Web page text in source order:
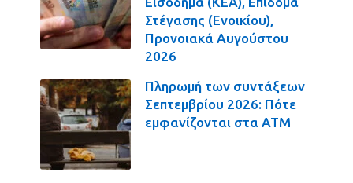
Στέγασης (Ενοικίου),
Προνοιακά Αυγούστου
2026
Πληρωμή των συντάξεων
Σεπτεμβρίου 2026: Πότε
εμφανίζονται στα ΑΤΜ